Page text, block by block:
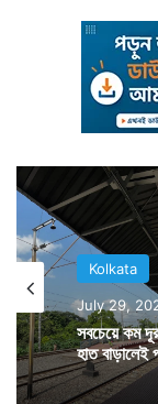
৬ কিশোর
Kolkata
July 29,
সবচেয়ে কম
হাত বাড়ালেই